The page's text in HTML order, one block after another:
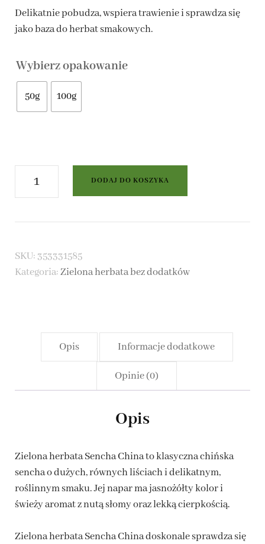
8,00 zł
do
Delikatnie pobudza, wspiera trawienie i sprawdza się
jako baza do herbat smakowych.
Wybierz opakowanie
50g 100g
ilość
Zielona
herbata
China
DODAJ DO KOSZYKA
SKU: 353331585
Kategoria:Zielona herbata bez dodatków
Opis Informacje dodatkowe
Opinie (0)
Opis
Zielona herbata Sencha China to klasyczna chińska
sencha o dużych, równych liściach i delikatnym,
roślinnym smaku. Jej napar ma jasnożółty kolor i
świeży aromat z nutą słomy oraz lekką cierpkością.
Zielona herbata Sencha China doskonale sprawdza się